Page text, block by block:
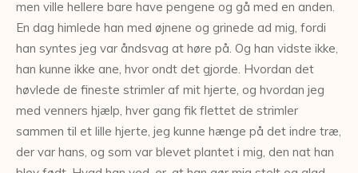
men ville hellere bare have pengene og gå med en anden.
En dag himlede han med øjnene og grinede ad mig, fordi
han syntes jeg var åndsvag at høre på. Og han vidste ikke,
han kunne ikke ane, hvor ondt det gjorde. Hvordan det
høvlede de fineste strimler af mit hjerte, og hvordan jeg
med venners hjælp, hver gang fik flettet de strimler
sammen til et lille hjerte, jeg kunne hænge på det indre træ,
der var hans, og som var blevet plantet i mig, den nat han